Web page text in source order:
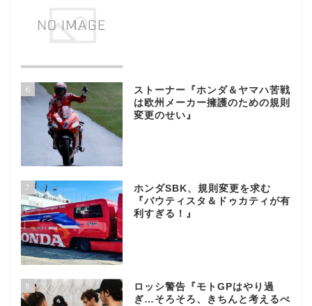
6
ストーナー『ホンダ＆ヤマハ苦戦
は欧州メーカー擁護のための規則
変更のせい』
7
ホンダSBK、規則変更を求む
『バウティスタ＆ドゥカティが有
利すぎる！』
8
ロッシ警告『モトGPはやり過
ぎ…そろそろ、きちんと考えるべ